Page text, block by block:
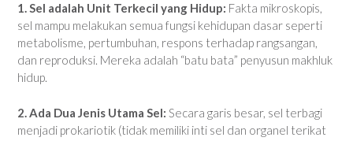
1. Sel adalah Unit Terkecil yang Hidup: Fakta mikroskopis,
sel mampu melakukan semua fungsi kehidupan dasar seperti
metabolisme, pertumbuhan, respons terhadap rangsangan,
dan reproduksi. Mereka adalah “batu bata” penyusun makhluk
hidup.
2. Ada Dua Jenis Utama Sel: Secara garis besar, sel terbagi
menjadi prokariotik (tidak memiliki inti sel dan organel terikat